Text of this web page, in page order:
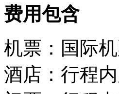
费用包含
机票：国际
酒店：行程